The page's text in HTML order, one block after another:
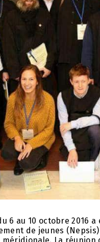
6 au 10 octobre 2016
de jeunes